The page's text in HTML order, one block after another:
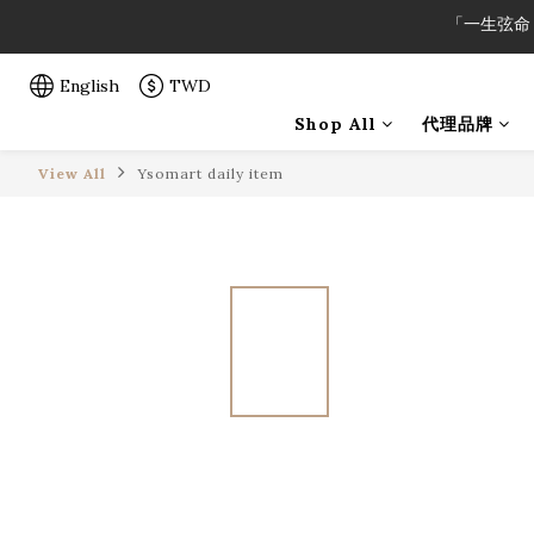
「一生弦
English TWD
Shop All
代理品牌
View All Ysomart daily item